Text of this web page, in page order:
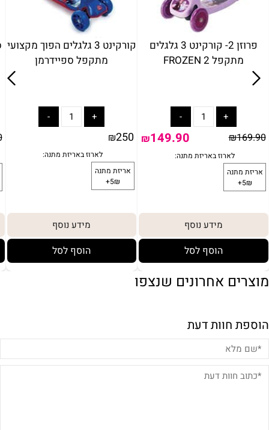
קורקינט 3 גלגלים הפוך מקצועי
מתקפל ספיידרמן
₪250
מידע נוסף
הוסף לסל
פרוזן 2- קורקינט 3 גלגלים
מתקפל FROZEN 2
₪169.90
₪149.90
מידע נוסף
הוסף לסל
מוצרים אחרונים שנצפו
הוספת חוות דעת